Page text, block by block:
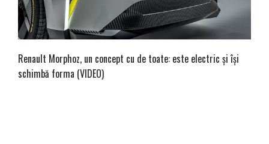
Renault Morphoz, un concept cu de toate: este electric și își
schimbă forma (VIDEO)